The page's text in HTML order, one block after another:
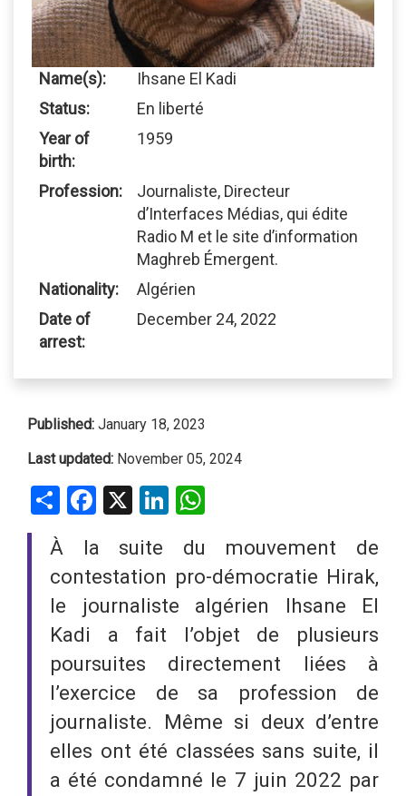
Name(s):
Ihsane El Kadi
Status:
En liberté
Year of
birth:
1959
Profession:
Journaliste, Directeur
d’Interfaces Médias, qui édite
Radio M et le site d’information
Maghreb Émergent.
Nationality:
Algérien
Date of
arrest:
December 24, 2022
Published: January 18, 2023
Last updated: November 05, 2024
ShareFacebookLinkedIn
À la suite du mouvement de
contestation pro-démocratie Hirak,
le journaliste algérien Ihsane El
Kadi a fait l’objet de plusieurs
poursuites directement liées à
l’exercice de sa profession de
journaliste. Même si deux d’entre
elles ont été classées sans suite, il
a été condamné le 7 juin 2022 par